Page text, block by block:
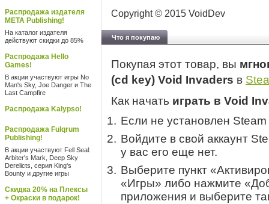
Распродажа издателя
META Publishing!
На каталог издателя
действуют скидки до 85%
Распродажа Hello
Games!
В акции участвуют игры No
Man's Sky, Joe Danger и The
Last Campfire
Распродажа Kalypso!
Распродажа Fulqrum
Publishing!
В акции участвуют Fell Seal:
Arbiter's Mark, Deep Sky
Derelicts, серия King's
Bounty и другие игры
Скидка 20% на Плексы
+ Окраски в подарок!
Copyright © 2015 VoidDev
Что я покупаю
Покупая этот товар, вы
(cd key) Void Invaders в
Как начать играть в Void
Если не установлен
Войдите в свой аккаунт
у вас его еще нет.
Выберите пункт
«Игры» либо нажмите
приложения и выберите